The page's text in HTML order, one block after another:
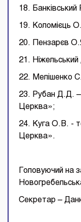
18.
19. Коломієць
20. Пензарєв
21.
22. Мелішенко
23. Рубан Д.Д. –
Церква»;
24. Куга О.В. -
Церква».
Головуючий на
Секретар –